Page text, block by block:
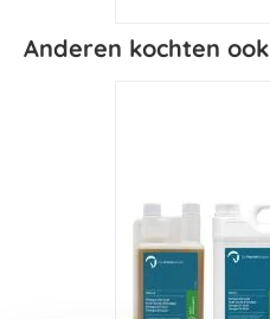
Anderen kochten ook